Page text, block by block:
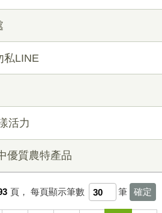
LINE
活力
優質農特產品
頁， 每頁顯示筆數 筆